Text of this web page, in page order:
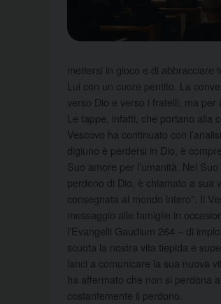
mettersi in gioco e di abbracciare
Lui con un cuore pentito. La
verso Dio e verso i fratelli, ma
Le tappe, infatti, che portano alla
Vescovo ha continuato con
digiuno è perdersi in Dio, è
Suo amore per l’umanità. Nel
perdono di Dio, è chiamato a sua
consegnata al mondo intero”. Il
messaggio alle famiglie in
l’Evangelii Gaudium 264 – di
scuota la nostra vita tiepida e
lanci a comunicare la sua nuova
ha affermato che non si perdona
costantemente il perdono.